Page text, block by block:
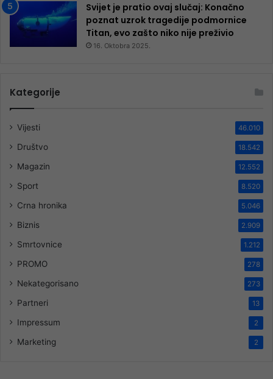
Svijet je pratio ovaj slučaj: Konačno
poznat uzrok tragedije podmornice
Titan, evo zašto niko nije preživio
16. Oktobra 2025.
Kategorije
Vijesti 46.010
Društvo 18.542
Magazin 12.552
Sport 8.520
Crna hronika 5.046
Biznis 2.909
Smrtovnice 1.212
PROMO 278
Nekategorisano 273
Partneri 13
Impressum 2
Marketing 2